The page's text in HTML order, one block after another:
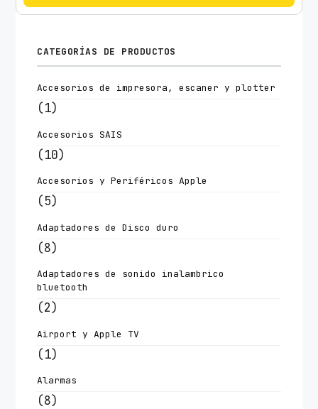
CATEGORÍAS DE PRODUCTOS
Accesorios de impresora, escaner y plotter
(1)
Accesorios SAIS
(10)
Accesorios y Periféricos Apple
(5)
Adaptadores de Disco duro
(8)
Adaptadores de sonido inalambrico
bluetooth
(2)
Airport y Apple TV
(1)
Alarmas
(8)